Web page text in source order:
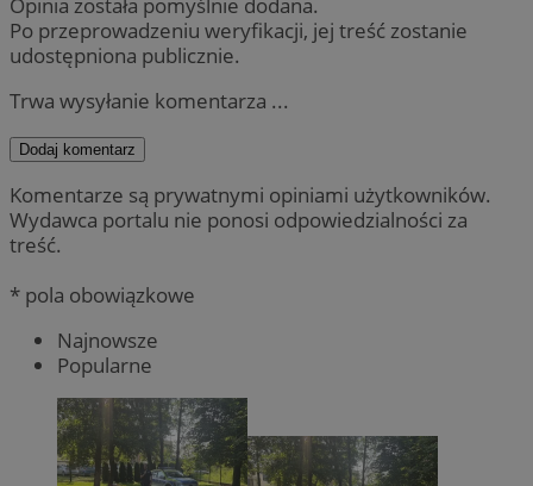
Opinia została pomyślnie dodana.
Po przeprowadzeniu weryfikacji, jej treść zostanie
udostępniona publicznie.
Trwa wysyłanie komentarza ...
Dodaj komentarz
Komentarze są prywatnymi opiniami użytkowników.
Wydawca portalu nie ponosi odpowiedzialności za
treść.
* pola obowiązkowe
Najnowsze
Popularne